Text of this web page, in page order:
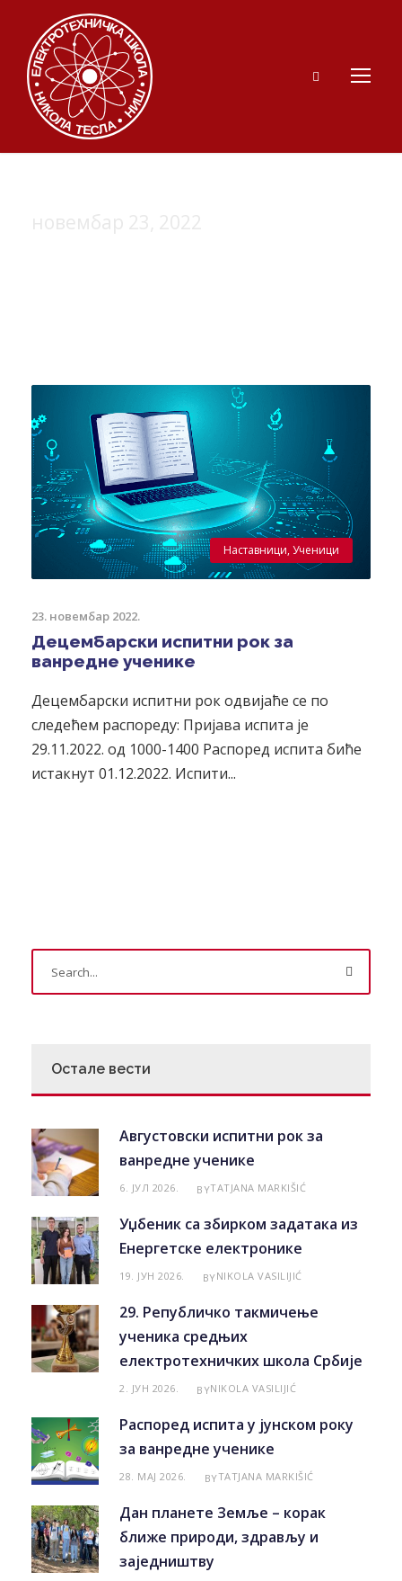
Наставници,Ученици
23. новембар 2022.
Децембарски испитни рок за
ванредне ученике
Децембарски испитни рок одвијаће се по
следећем распореду: Пријава испита је
29.11.2022. од 1000-1400 Распоред испита биће
истакнут 01.12.2022. Испити...
Остале вести
Августовски испитни рок за
ванредне ученике
6. ЈУЛ 2026. BYTATJANA MARKIŠIĆ
Уџбеник са збирком задатака из
Енергетске електронике
19. ЈУН 2026. BYNIKOLA VASILIJIĆ
29. Републичко такмичење
ученика средњих
електротехничких школа Србије
2. ЈУН 2026. BYNIKOLA VASILIJIĆ
Распоред испита у јунском року
за ванредне ученике
28. МАЈ 2026. BYTATJANA MARKIŠIĆ
Дан планете Земље – корак
ближе природи, здрављу и
заједништву